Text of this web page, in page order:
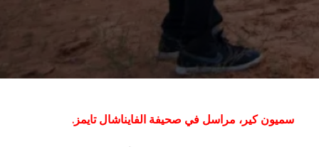
سميون كير، مراسل في صحيفة الفايناشال تايمز.